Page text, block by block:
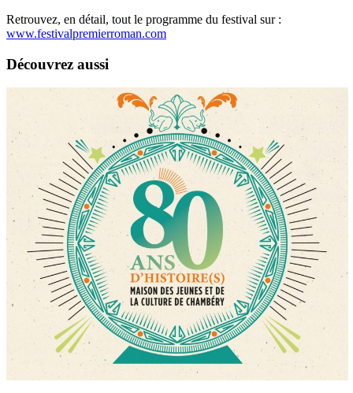
Retrouvez, en détail, tout le programme du festival sur :
www.festivalpremierroman.com
Découvrez aussi